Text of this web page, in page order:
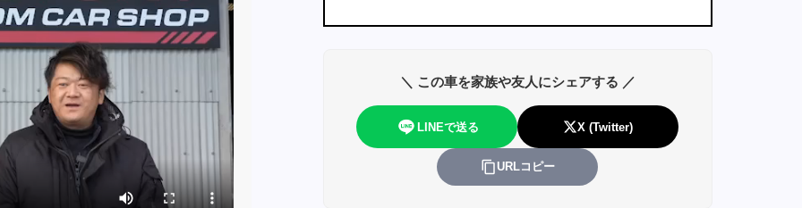
＼ この車を家族や友人にシェアする ／
LINEで送る X (Twitter)
URLコピー